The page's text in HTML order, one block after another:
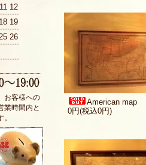
American map
0円(税込0円)
11 12
18 19
26
お客様への
業時間内と